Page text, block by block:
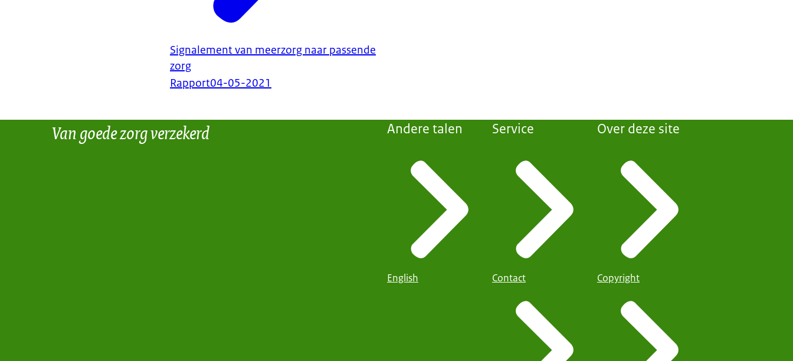
Signalement van meerzorg naar passende
zorg
Rapport04-05-2021
Van goede zorg verzekerd Andere talen
English
Service
Contact
Over deze site
Copyright